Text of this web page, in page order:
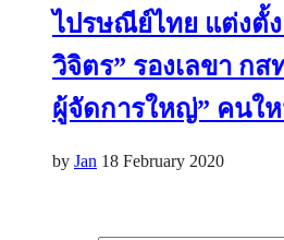
ไปรษณีย์ไทย แต่งตั้
วิจิตร” รองเลขา ก
ผู้จัดการใหญ่” คนใ
by Jan 18 February 2020